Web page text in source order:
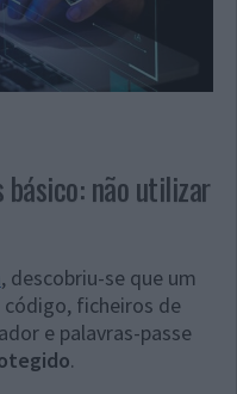
básico: não utilizar
, descobriu-se que um
ficheiros de
e palavras-passe
.